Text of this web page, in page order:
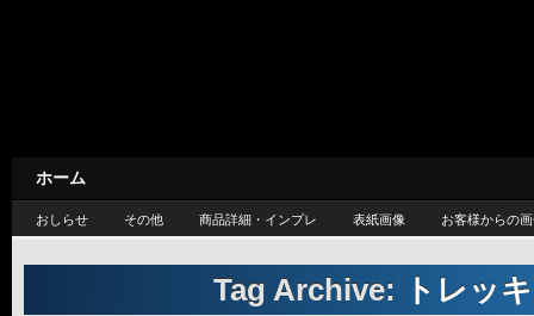
ホーム
おしらせ その他 商品詳細・インプレ 表紙画像 お客様からの
Tag Archive: トレッ